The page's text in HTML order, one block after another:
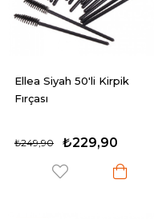
Ellea Siyah 50'li Kirpik
Fırçası
₺229,90
₺249,90